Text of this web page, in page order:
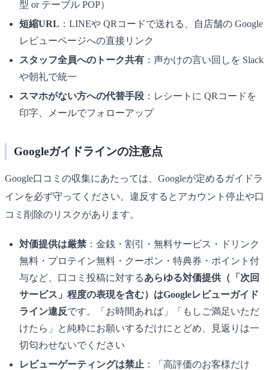
型 or テーブル POP）
短縮URL ：LINEや QRコードで送れる、自店舗の Google
レビューページへの直接リンク
スタッフ全員へのトーク共有 ：声かけの言い回しを Slack
や朝礼で統一
スマホがない方への代替手段 ：レシートに QRコードを
印字、メールでフォローアップ
Googleガイドラインの注意点
Google口コミの収集にあたっては、Googleが定めるガイドラ
インを必ず守ってください。違反するとアカウント停止や口
コミ削除のリスクがあります。
対価提供は厳禁 ：金銭・割引・無料サービス・ドリンク
無料・プロテイン無料・クーポン・特典券・ポイント付
与など、口コミ投稿に対するあらゆる対価提供（「次回
サービス」程度の表現を含む）はGoogleレビューガイド
ライン違反です。「お時間あれば」「もしご満足いただ
けたら」と純粋にお願いするだけにとどめ、見返りは一
切匂わせないでください
レビューゲーティングは禁止 ：「高評価のお客様だけ